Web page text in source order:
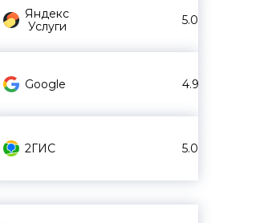
Яндекс
Услуги
5.0
Google 4.9
2ГИС 5.0